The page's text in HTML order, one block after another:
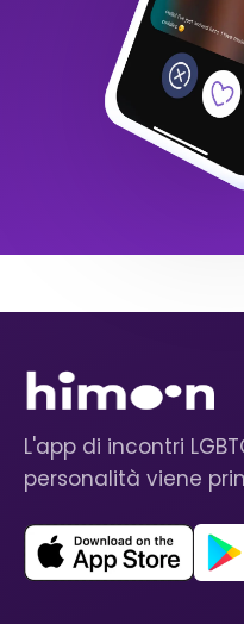
L'app di incontri
personalità viene